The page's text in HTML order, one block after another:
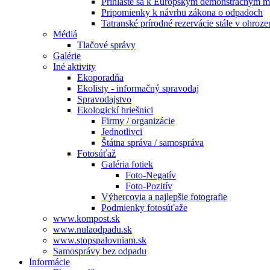
Pripomienky k návrhu zákona o odpadoch
Tatranské prírodné rezervácie stále v
Médiá
Tlačové správy
Galérie
Iné aktivity
Ekoporadňa
Ekolisty - informačný spravodaj
Spravodajstvo
Ekologickí hriešnici
Firmy / organizácie
Jednotlivci
Štátna správa / samospráva
Fotosúťaž
Galéria fotiek
Foto-Negatív
Foto-Pozitív
Výhercovia a najlepšie fotografie
Podmienky fotosúťaže
www.kompost.sk
www.nulaodpadu.sk
www.stopspalovniam.sk
Samosprávy bez odpadu
Informácie